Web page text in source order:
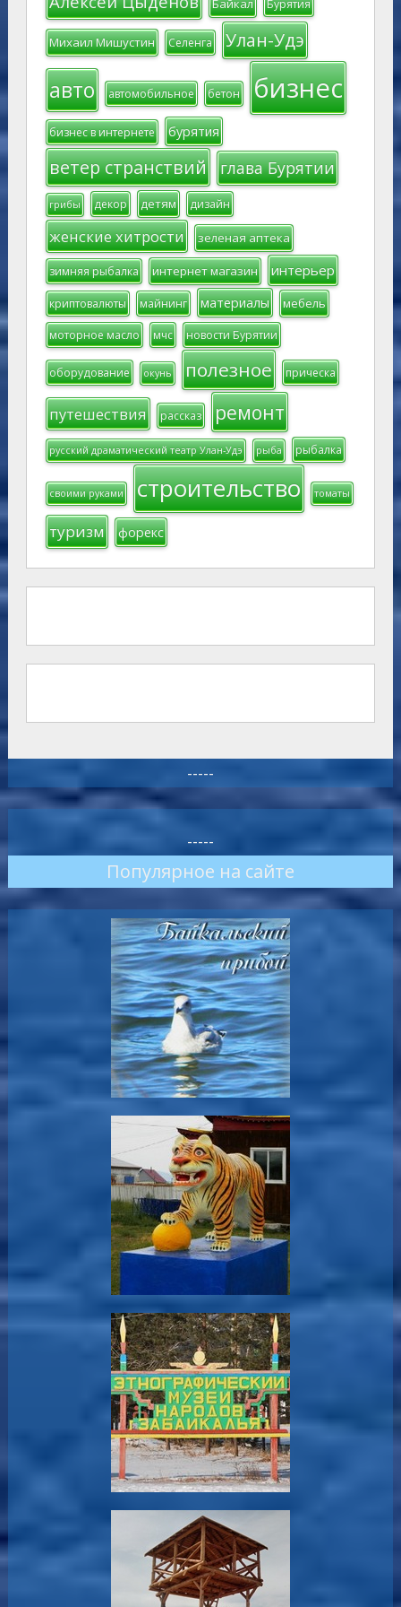
Байкал Бурятия
Михаил Мишустин Селенга Улан-Удэ
авто автомобильное бетон бизнес
бизнес в интернете бурятия
ветер странствий глава Бурятии
грибы декор детям дизайн
женские хитрости зеленая аптека
зимняя рыбалка интернет магазин интерьер
криптовалюты майнинг материалы мебель
моторное масло мчс новости Бурятии
оборудование окунь полезное прическа
путешествия рассказ ремонт
русский драматический театр Улан-Удэ рыба рыбалка
своими руками строительство томаты
туризм форекс
-----
-----
Популярное на сайте